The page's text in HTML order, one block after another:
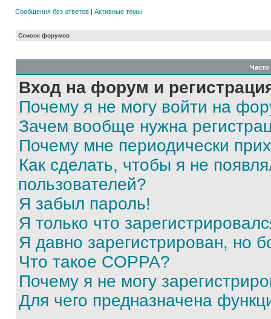
Сообщения без ответов | Активные темы
Список форумов
Вход на форум и
Почему я не могу войти на
Зачем вообще нужна
Почему мне периодически
Как сделать, чтобы я не
пользователей?
Я забыл пароль!
Я только что
Я давно зарегистрирован, но
Что такое COPPA?
Почему я не могу
Для чего предназначена